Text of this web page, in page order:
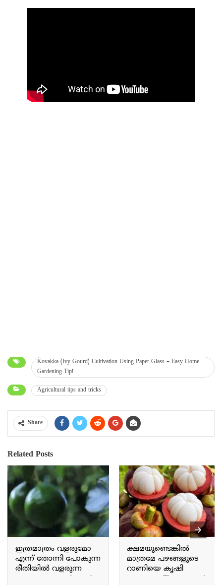
Kovakka (Ivy Gourd) Cultivation Using Paper Glass – Easy Home
Gardening Tip!
Agricultural tips and tricks
Share
Related Posts
ഇത്രമാത്രം വളരുമോ
എന്ന് തോന്നി പോകുന്ന
രീതിയിൽ വളരുന്ന
അവക്കാഡോ Avocado
ക്ഷമയുണ്ടെങ്കിൽ
മാത്രമേ പഴങ്ങളുടെ
റാണിയെ കൃഷി
ചെയ്യാവൂ The queen of